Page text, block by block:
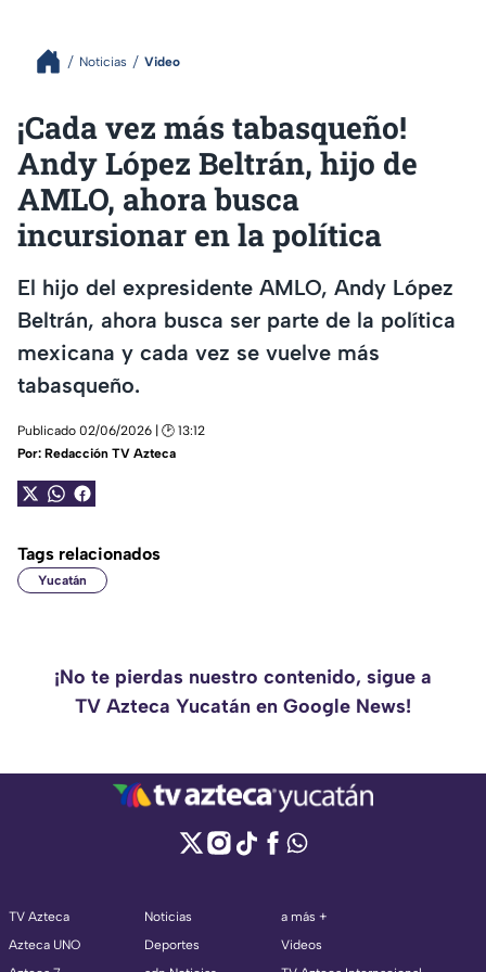
Noticias Video
¡Cada vez más tabasqueño!
Andy López Beltrán, hijo de
AMLO, ahora busca
incursionar en la política
El hijo del expresidente AMLO, Andy López
Beltrán, ahora busca ser parte de la política
mexicana y cada vez se vuelve más
tabasqueño.
Publicado 02/06/2026 | 🕑 13:12
Por: Redacción TV Azteca
Tags relacionados
Yucatán
¡No te pierdas nuestro contenido, sigue a
TV Azteca Yucatán en Google News!
TV Azteca
Azteca UNO
Noticias
Deportes
a más +
Videos